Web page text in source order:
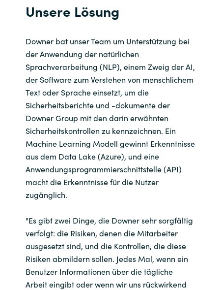
Unsere Lösung
Downer bat unser Team um Unterstützung bei
der Anwendung der natürlichen
Sprachverarbeitung (NLP), einem Zweig der AI,
der Software zum Verstehen von menschlichem
Text oder Sprache einsetzt, um die
Sicherheitsberichte und -dokumente der
Downer Group mit den darin erwähnten
Sicherheitskontrollen zu kennzeichnen. Ein
Machine Learning Modell gewinnt Erkenntnisse
aus dem Data Lake (Azure), und eine
Anwendungsprogrammierschnittstelle (API)
macht die Erkenntnisse für die Nutzer
zugänglich.
"Es gibt zwei Dinge, die Downer sehr sorgfältig
verfolgt: die Risiken, denen die Mitarbeiter
ausgesetzt sind, und die Kontrollen, die diese
Risiken abmildern sollen. Jedes Mal, wenn ein
Benutzer Informationen über die tägliche
Arbeit eingibt oder wenn wir uns rückwirkend